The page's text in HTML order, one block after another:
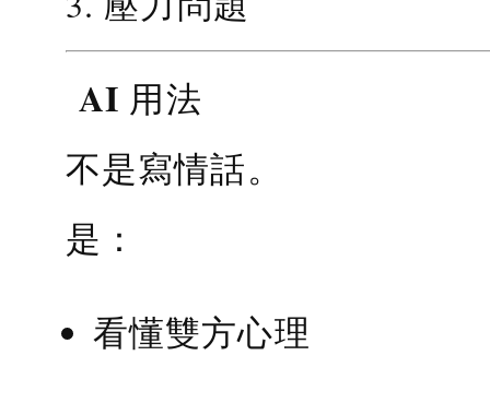
AI 用法
不是寫情話。
是：
看懂雙方心理